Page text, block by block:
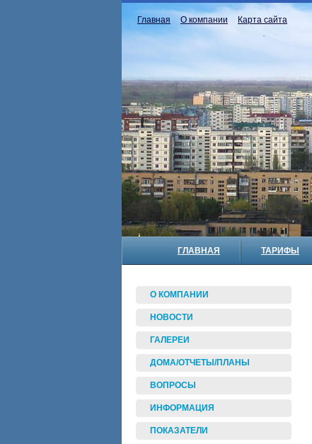
Главная О компании Карта сайта
ГЛАВНАЯ ТАРИФЫ
О КОМПАНИИ
НОВОСТИ
ГАЛЕРЕИ
ДОМА/ОТЧЕТЫ/ПЛАНЫ
ВОПРОСЫ
ИНФОРМАЦИЯ
ПОКАЗАТЕЛИ